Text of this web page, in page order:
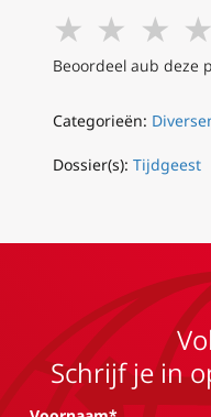
★ ★ ★ ★
Beoordeel aub deze
Categorieën:
Dossier(s): Tijdgeest
Schrijf je in